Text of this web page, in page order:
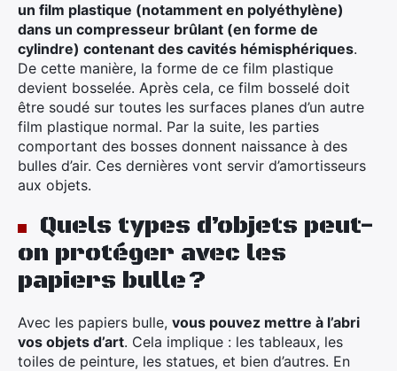
un film plastique (notamment en polyéthylène)
dans un compresseur brûlant (en forme de
cylindre) contenant des cavités hémisphériques.
De cette manière, la forme de ce film plastique
devient bosselée. Après cela, ce film bosselé doit
être soudé sur toutes les surfaces planes d’un autre
film plastique normal. Par la suite, les parties
comportant des bosses donnent naissance à des
bulles d’air. Ces dernières vont servir d’amortisseurs
aux objets.
Quels types d’objets peut-
on protéger avec les
papiers bulle ?
Avec les papiers bulle, vous pouvez mettre à l’abri
vos objets d’art. Cela implique : les tableaux, les
toiles de peinture, les statues, et bien d’autres. En